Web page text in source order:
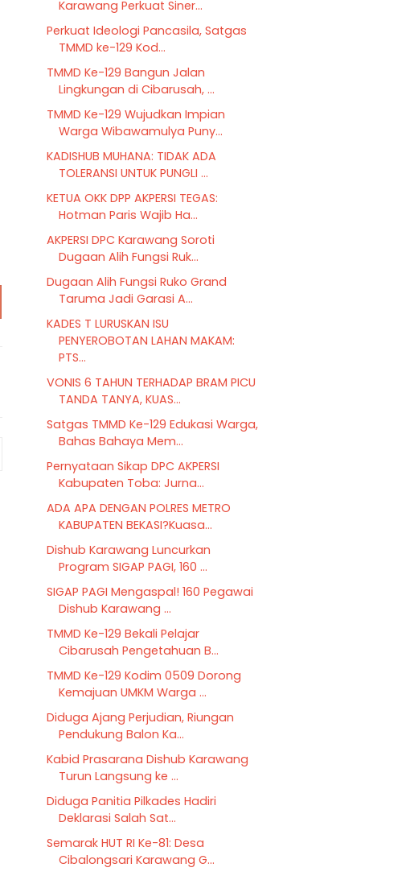
Karawang Perkuat Siner...
Perkuat Ideologi Pancasila, Satgas
TMMD ke-129 Kod...
TMMD Ke-129 Bangun Jalan
Lingkungan di Cibarusah, ...
TMMD Ke-129 Wujudkan Impian
Warga Wibawamulya Puny...
KADISHUB MUHANA: TIDAK ADA
TOLERANSI UNTUK PUNGLI ...
KETUA OKK DPP AKPERSI TEGAS:
Hotman Paris Wajib Ha...
AKPERSI DPC Karawang Soroti
Dugaan Alih Fungsi Ruk...
Dugaan Alih Fungsi Ruko Grand
Taruma Jadi Garasi A...
KADES T LURUSKAN ISU
PENYEROBOTAN LAHAN MAKAM:
PTS...
VONIS 6 TAHUN TERHADAP BRAM PICU
TANDA TANYA, KUAS...
Satgas TMMD Ke-129 Edukasi Warga,
Bahas Bahaya Mem...
Pernyataan Sikap DPC AKPERSI
Kabupaten Toba: Jurna...
ADA APA DENGAN POLRES METRO
KABUPATEN BEKASI?Kuasa...
Dishub Karawang Luncurkan
Program SIGAP PAGI, 160 ...
SIGAP PAGI Mengaspal! 160 Pegawai
Dishub Karawang ...
TMMD Ke-129 Bekali Pelajar
Cibarusah Pengetahuan B...
TMMD Ke-129 Kodim 0509 Dorong
Kemajuan UMKM Warga ...
Diduga Ajang Perjudian, Riungan
Pendukung Balon Ka...
Kabid Prasarana Dishub Karawang
Turun Langsung ke ...
Diduga Panitia Pilkades Hadiri
Deklarasi Salah Sat...
Semarak HUT RI Ke-81: Desa
Cibalongsari Karawang G...